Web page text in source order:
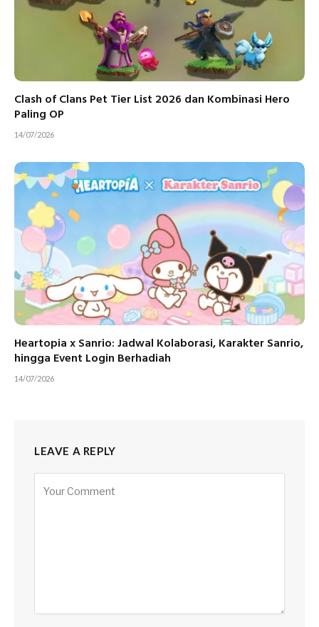
Clash of Clans Pet Tier List 2026 dan Kombinasi Hero
Paling OP
14/07/2026
Heartopia x Sanrio: Jadwal Kolaborasi, Karakter Sanrio,
hingga Event Login Berhadiah
14/07/2026
LEAVE A REPLY